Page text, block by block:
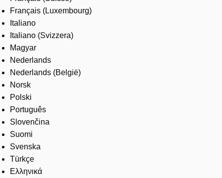
Français (Luxembourg)
Italiano
Italiano (Svizzera)
Magyar
Nederlands
Nederlands (België)
Norsk
Polski
Português
Slovenčina
Suomi
Svenska
Türkçe
Ελληνικά